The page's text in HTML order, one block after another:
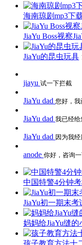
海南琼剧mp3下
JiaYu Boss视察
JiaYu的昆虫玩具
jiayu 试一下拦截
JiaYu dad 您好，我
JiaYu dad 我已经给
JiaYu dad 因为我
anode 你好，咨询
中国特警4分钟
JiaYu初一期末考
妈妈给JiaYu缝
孩子教育方法十